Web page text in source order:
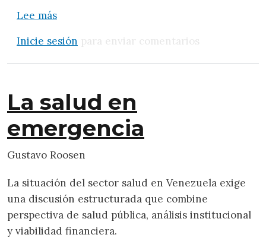
Lee mássobre Consenso de Londres: la
Inicie sesión para enviar comentarios
La salud en
emergencia
Gustavo Roosen
La situación del sector salud en Venezuela exige
una discusión estructurada que combine
perspectiva de salud pública, análisis institucional
y viabilidad financiera.